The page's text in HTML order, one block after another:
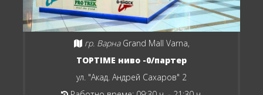
гр. Варна Grand Mall Varna,
TOPTIME ниво -0/партер
ул. "Акад. Андрей Сахаров" 2